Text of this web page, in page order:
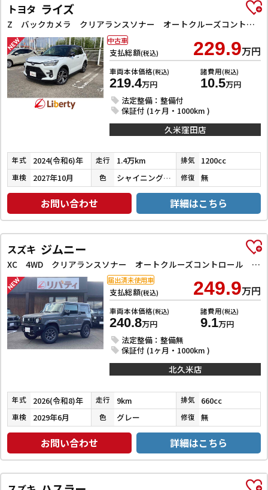
トヨタ ライズ
Z バックカメラ クリアランスソナー オートクルーズコントロール レーンアシスト 衝突被害軽減システム TV LEDヘッドランプ アルミホイール スマートキー アイドリングストップ 電動格納ミラー
支払総額(税込) 229.9万円
車両本体価格(税込)
219.4万円
諸費用(税込)
10.5万円
法定整備：整備付
保証付 (1ヶ月・1000km )
中古車
久米窪田店
年式 2024(令和6)年 走行 1.4万km 排気 1200cc
車検 2027年10月 色 シャイニングホワイトパール／ブラックマイカメタリック 修復 無
お問い合わせ 詳細はこちら
スズキ ジムニー
XC 4WD クリアランスソナー オートクルーズコントロール レーンアシスト 衝突被害軽減システム オートライト ヘッドライトウォッシャー スマートキー アイドリングストップ 電動格納ミラー シートヒーター
支払総額(税込) 249.9万円
車両本体価格(税込)
240.8万円
諸費用(税込)
9.1万円
法定整備：整備無
保証付 (1ヶ月・1000km )
届出済未使用車
北久米店
年式 2026(令和8)年 走行 9km 排気 660cc
車検 2029年6月 色 グレー 修復 無
お問い合わせ 詳細はこちら